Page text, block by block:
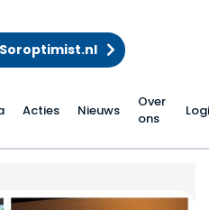
Acties Nieuws
Over
ons